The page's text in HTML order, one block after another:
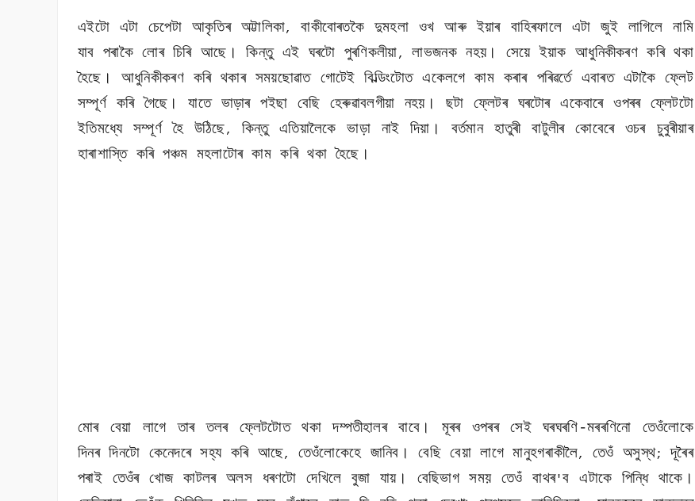
এইটো এটা চেপেটা আকৃতিৰ অট্টালিকা,বাকীবোৰতকৈ দুমহলা ওখ আৰু ইয়াৰ বাহিৰফালে এটা জুই লাগিলে নামি
যাব পৰাকৈ লোৰ চিৰি আছে। কিন্তু এই ঘৰটো পুৰণিকলীয়া,লাভজনক নহয়। সেয়ে ইয়াক আধুনিকীকৰণ কৰি থকা
হৈছে। আধুনিকীকৰণ কৰি থকাৰ সময়ছোৱাত গোটেই বিল্ডিংটোত একেলগে কাম কৰাৰ পৰিৱৰ্তে এবাৰত এটাকৈ ফ্লেট
সম্পূৰ্ণ কৰি গৈছে। যাতে ভাড়াৰ পইছা বেছি হেৰুৱাবলগীয়া নহয়। ছটা ফ্লেটৰ ঘৰটোৰ একেবাৰে ওপৰৰ ফ্লেটটো
ইতিমধ্যে সম্পূৰ্ণ হৈ উঠিছে, কিন্তু এতিয়ালৈকে ভাড়া নাই দিয়া। বৰ্তমান হাতুৰী বাটুলীৰ কোবেৰে ওচৰ চুবুৰীয়াৰ
হাৰাশাস্তি কৰি পঞ্চম মহলাটোৰ কাম কৰি থকা হৈছে।
মোৰ বেয়া লাগে তাৰ তলৰ ফ্লেটটোত থকা দম্পতীহালৰ বাবে। মূৰৰ ওপৰৰ সেই ঘৰঘৰণি-মৰৰণিনো তেওঁলোকে
দিনৰ দিনটো কেনেদৰে সহ্য কৰি আছে, তেওঁলোকেহে জানিব। বেছি বেয়া লাগে মানুহগৰাকীলৈ,তেওঁ অসুস্থ;দূৰৈৰ
পৰাই তেওঁৰ খোজ কাটলৰ অলস ধৰণটো দেখিলে বুজা যায়। বেছিভাগ সময় তেওঁ বাথৰ'ব এটাকে পিন্ধি থাকে।